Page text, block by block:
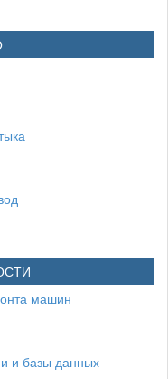
машин
и базы данных